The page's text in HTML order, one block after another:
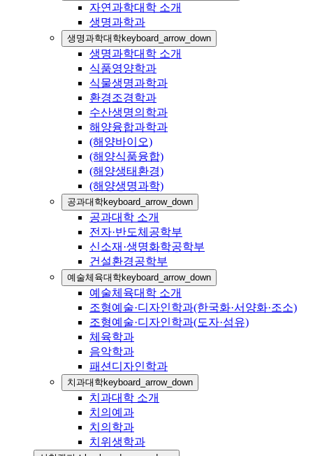
자연과학대학 소개
생명과학과
생명과학대학keyboard_arrow_down
생명과학대학 소개
식품영양학과
식물생명과학과
환경조경학과
수산생명의학과
해양융합과학과
(해양바이오)
(해양식품융합)
(해양생태환경)
(해양생명과학)
공과대학keyboard_arrow_down
공과대학 소개
전자·반도체공학부
신소재·생명화학공학부
건설환경공학부
예술체육대학keyboard_arrow_down
예술체육대학 소개
조형예술·디자인학과(한국화·서양화·조소)
조형예술·디자인학과(도자·섬유)
체육학과
음악학과
패션디자인학과
치과대학keyboard_arrow_down
치과대학 소개
치의예과
치의학과
치위생학과